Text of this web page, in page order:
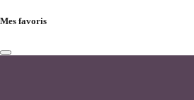
Mes favoris